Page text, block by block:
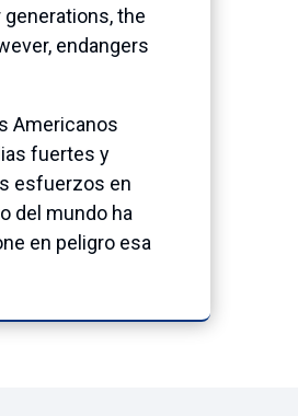
the
endangers
Americanos
fuertes y
esfuerzos en
del mundo ha
en peligro esa